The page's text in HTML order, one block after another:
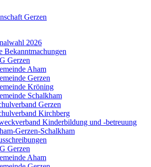
2026
Bekanntmachungen
Gerzen
Aham
Gerzen
Kröning
Schalkham
Gerzen
Kirchberg
Kinderbildung und -betreuung
Gerzen-Schalkham
Gerzen
Aham